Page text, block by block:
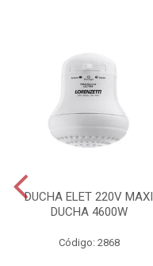
DUCHA ELET 220V MAXI
DUCHA 4600W
Código: 2868